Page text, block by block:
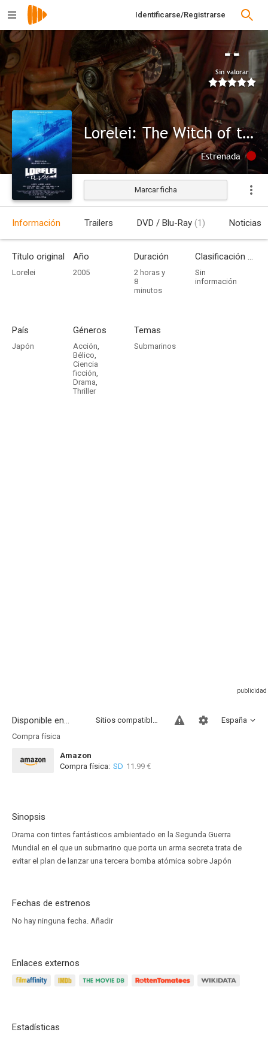
Identificarse/Registrarse
--
Sin valorar
Lorelei: The Witch of the Pacific Ocean
Estrenada
Marcar ficha
Información Trailers DVD / Blu-Ray (1) Noticias
Título original
Lorelei
Año
2005
Duración
2 horas y
8
minutos
Clasificación por edades
Sin
información
País
Japón
Géneros
Acción,
Bélico,
Ciencia
ficción,
Drama,
Thriller
Temas
Submarinos
Disponible en... España
Sitios compatibles
Compra física
Amazon
Compra física: SD 11.99 €
Sinopsis
Drama con tintes fantásticos ambientado en la Segunda Guerra
Mundial en el que un submarino que porta un arma secreta trata de
evitar el plan de lanzar una tercera bomba atómica sobre Japón
Fechas de estrenos
No hay ninguna fecha. Añadir
Enlaces externos
Estadísticas